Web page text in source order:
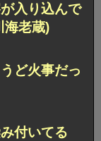
入り込んで
老蔵)
ど火事だっ
み付いてる